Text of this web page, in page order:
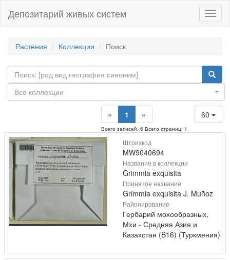
Депозитарий живых систем
Растения Коллекции Поиск
Все коллекции
60
« 1 »
Всего записей: 6 Всего страниц: 1
Штрихкод
MW9040694
Название в коллекции
Grimmia exquisita
Принятое название
Grimmia exquisita J. Muñoz
Районирование
Гербарий мохообразных,
Мхи - Средняя Азия и
Казахстан (B16) (Туркмения)